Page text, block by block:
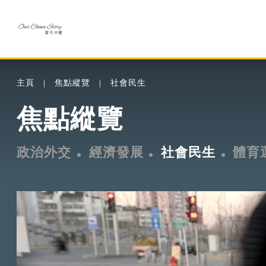
主頁 焦點縱覽 社會民生
焦點縱覽
政治外交 經濟發展 社會民生 體育